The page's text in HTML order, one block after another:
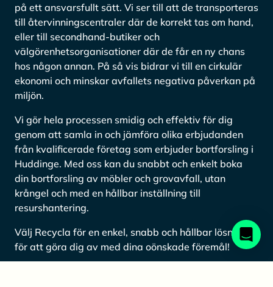
på ett ansvarsfullt sätt. Vi ser till att de transporteras
till återvinningscentraler där de korrekt tas om hand,
eller till secondhand-butiker och
välgörenhetsorganisationer där de får en ny chans
hos någon annan. På så vis bidrar vi till en cirkulär
ekonomi och minskar avfallets negativa påverkan på
miljön.
Vi gör hela processen smidig och effektiv för dig
genom att samla in och jämföra olika erbjudanden
från kvalificerade företag som erbjuder bortforsling i
Huddinge. Med oss kan du snabbt och enkelt boka
din bortforsling av möbler och grovavfall, utan
krångel och med en hållbar inställning till
resurshantering.
Välj Recycla för en enkel, snabb och hållbar lösning
för att göra dig av med dina oönskade föremål!